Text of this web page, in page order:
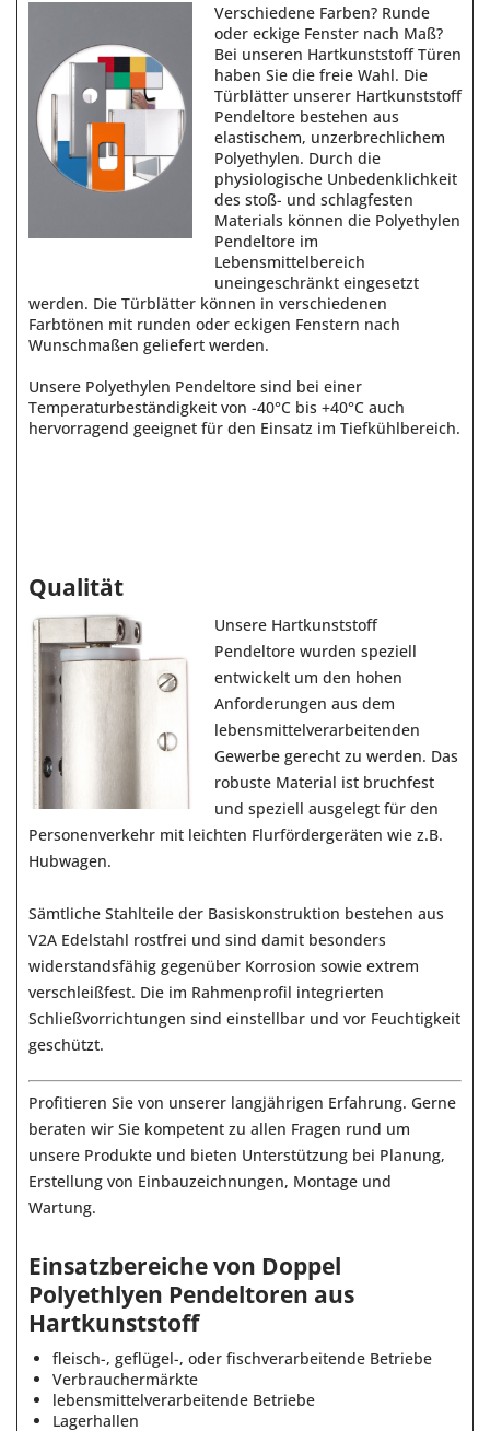
Verschiedene Farben? Runde
oder eckige Fenster nach Maß?
Bei unseren Hartkunststoff Türen
haben Sie die freie Wahl. Die
Türblätter unserer Hartkunststoff
Pendeltore bestehen aus
elastischem, unzerbrechlichem
Polyethylen. Durch die
physiologische Unbedenklichkeit
des stoß- und schlagfesten
Materials können die Polyethylen
Pendeltore im
Lebensmittelbereich
uneingeschränkt eingesetzt
werden. Die Türblätter können in verschiedenen
Farbtönen mit runden oder eckigen Fenstern nach
Wunschmaßen geliefert werden.
Unsere Polyethylen Pendeltore sind bei einer
Temperaturbeständigkeit von -40°C bis +40°C auch
hervorragend geeignet für den Einsatz im Tiefkühlbereich.
Qualität
Unsere Hartkunststoff
Pendeltore wurden speziell
entwickelt um den hohen
Anforderungen aus dem
lebensmittelverarbeitenden
Gewerbe gerecht zu werden. Das
robuste Material ist bruchfest
und speziell ausgelegt für den
Personenverkehr mit leichten Flurfördergeräten wie z.B.
Hubwagen.
Sämtliche Stahlteile der Basiskonstruktion bestehen aus
V2A Edelstahl rostfrei und sind damit besonders
widerstandsfähig gegenüber Korrosion sowie extrem
verschleißfest. Die im Rahmenprofil integrierten
Schließvorrichtungen sind einstellbar und vor Feuchtigkeit
geschützt.
Profitieren Sie von unserer langjährigen Erfahrung. Gerne
beraten wir Sie kompetent zu allen Fragen rund um
unsere Produkte und bieten Unterstützung bei Planung,
Erstellung von Einbauzeichnungen, Montage und
Wartung.
Einsatzbereiche von Doppel
Polyethlyen Pendeltoren aus
Hartkunststoff
fleisch-, geflügel-, oder fischverarbeitende Betriebe
Verbrauchermärkte
lebensmittelverarbeitende Betriebe
Lagerhallen